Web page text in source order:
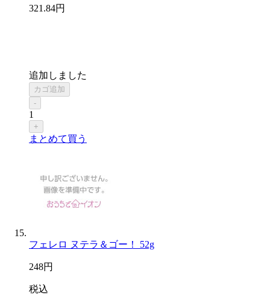
321 .84円
追加しました
カゴ追加
-
1
+
まとめて買う
フェレロ ヌテラ＆ゴー！ 52g
248円
税込